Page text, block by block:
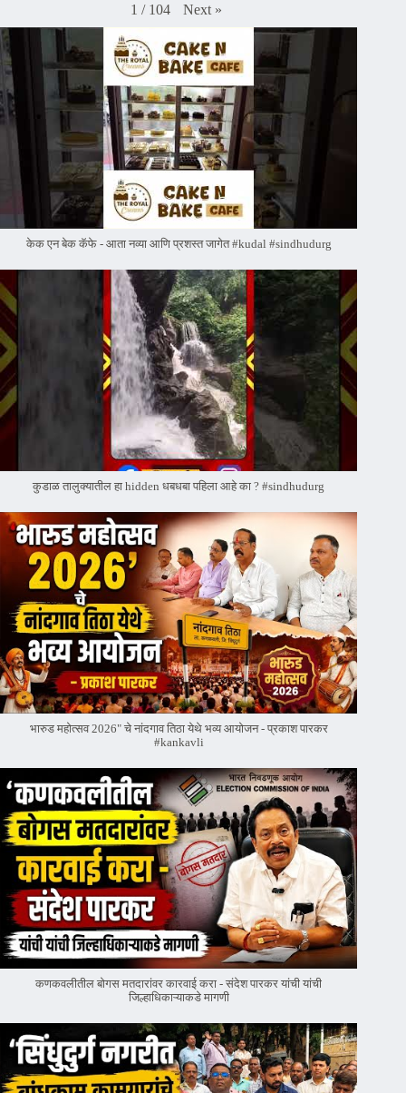
1 / 104 Next »
केक एन बेक कॅफे - आता नव्या आणि प्रशस्त जागेत #kudal #sindhudurg
कुडाळ तालुक्यातील हा hidden धबधबा पहिला आहे का ? #sindhudurg
भारुड महोत्सव 2026" चे नांदगाव तिठा येथे भव्य आयोजन - प्रकाश पारकर
#kankavli
कणकवलीतील बोगस मतदारांवर‌ कारवाई करा - संदेश पारकर यांची यांची
जिल्हाधिकाऱ्याकडे मागणी